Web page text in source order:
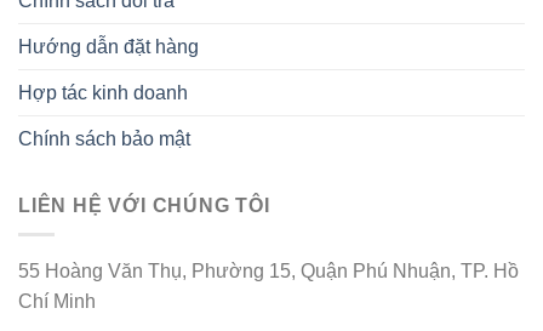
Hướng dẫn đặt hàng
Hợp tác kinh doanh
Chính sách bảo mật
LIÊN HỆ VỚI CHÚNG TÔI
55 Hoàng Văn Thụ, Phường 15, Quận Phú Nhuận, TP. Hồ
Chí Minh